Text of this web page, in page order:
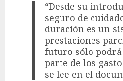
“Desde su
seguro de
duración es un
prestaciones
futuro sólo
parte de los
se lee en el